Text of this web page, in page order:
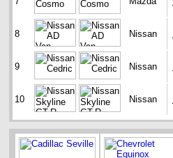
8 Nissan
9 Nissan
10 Nissan